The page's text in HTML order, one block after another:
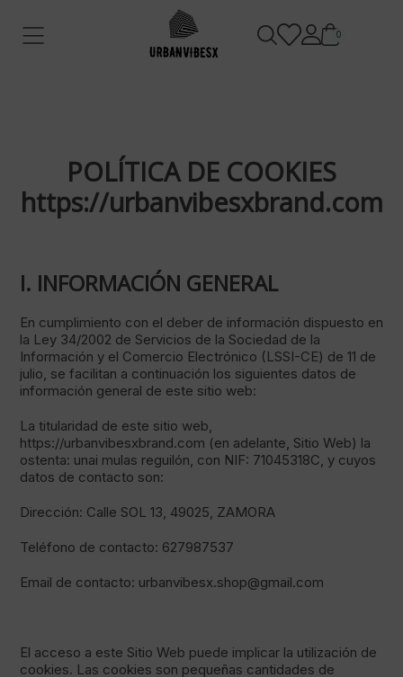
0
POLÍTICA DE COOKIES
https://urbanvibesxbrand.com
I. INFORMACIÓN GENERAL
En cumplimiento con el deber de información dispuesto en
la Ley 34/2002 de Servicios de la Sociedad de la
Información y el Comercio Electrónico (LSSI-CE) de 11 de
julio, se facilitan a continuación los siguientes datos de
información general de este sitio web:
La titularidad de este sitio web,
https://urbanvibesxbrand.com (en adelante, Sitio Web) la
ostenta: unai mulas reguilón, con NIF: 71045318C, y cuyos
datos de contacto son:
Dirección: Calle SOL 13, 49025, ZAMORA
Teléfono de contacto: 627987537
Email de contacto: urbanvibesx.shop@gmail.com
El acceso a este Sitio Web puede implicar la utilización de
cookies. Las cookies son pequeñas cantidades de